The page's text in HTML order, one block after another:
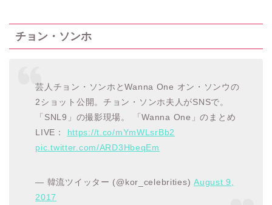
チョン・ソンホ
芸人チョン・ソンホとWanna One オン・ソンウの
2ショット公開。チョン・ソンホ夫人がSNSで。
「SNL9」の撮影現場。 「Wanna One」のまとめ
LIVE： https://t.co/mYmWLsrBb2
pic.twitter.com/ARD3HbeqEm
— 韓流ツイッター (@kor_celebrities)August 9,
2017